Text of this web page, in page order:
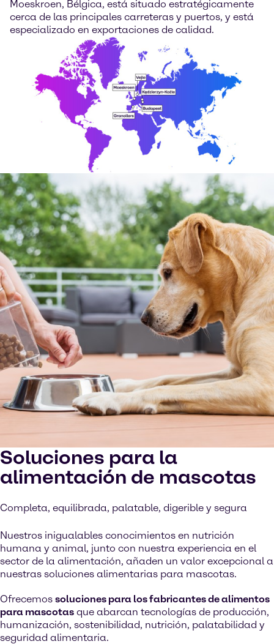
Moeskroen, Bélgica, está situado estratégicamente
cerca de las principales carreteras y puertos, y está
especializado en exportaciones de calidad.
Soluciones para la
alimentación de mascotas
Completa, equilibrada, palatable, digerible y segura
Nuestros inigualables conocimientos en nutrición
humana y animal, junto con nuestra experiencia en el
sector de la alimentación, añaden un valor excepcional a
nuestras soluciones alimentarias para mascotas.
Ofrecemos soluciones para los fabricantes de alimentos
para mascotas que abarcan tecnologías de producción,
humanización, sostenibilidad, nutrición, palatabilidad y
seguridad alimentaria.